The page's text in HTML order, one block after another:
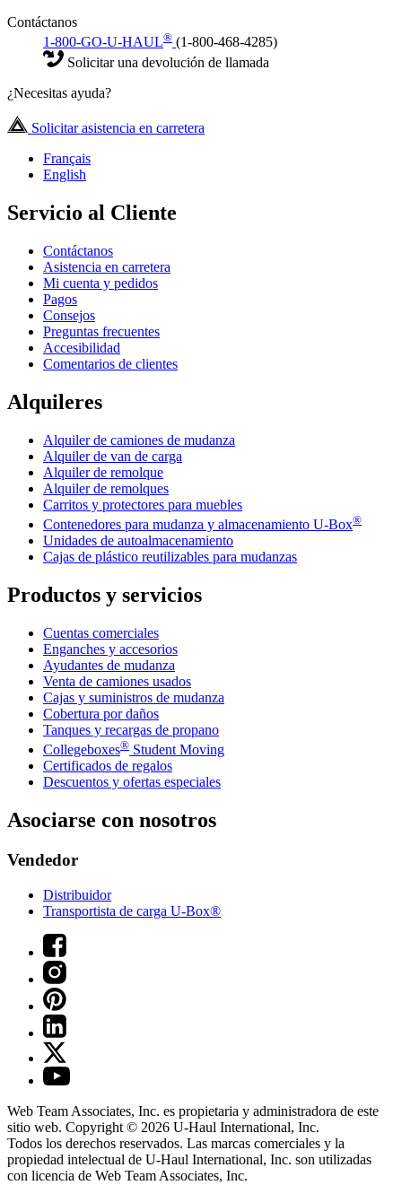
Contáctanos
1-800-GO-U-HAUL® (1-800-468-4285)
Solicitar una devolución de llamada
¿Necesitas ayuda?
Solicitar asistencia en carretera
Français
English
Servicio al Cliente
Contáctanos
Asistencia en carretera
Mi cuenta y pedidos
Pagos
Consejos
Preguntas frecuentes
Accesibilidad
Comentarios de clientes
Alquileres
Alquiler de camiones de mudanza
Alquiler de van de carga
Alquiler de remolque
Alquiler de remolques
Carritos y protectores para muebles
Contenedores para mudanza y almacenamiento U-Box®
Unidades de autoalmacenamiento
Cajas de plástico reutilizables para mudanzas
Productos y servicios
Cuentas comerciales
Enganches y accesorios
Ayudantes de mudanza
Venta de camiones usados
Cajas y suministros de mudanza
Cobertura por daños
Tanques y recargas de propano
Collegeboxes® Student Moving
Certificados de regalos
Descuentos y ofertas especiales
Asociarse con nosotros
Vendedor
Distribuidor
Transportista de carga U-Box®
Web Team Associates, Inc. es propietaria y administradora de este
sitio web. Copyright © 2026 U-Haul International, Inc.
Todos los derechos reservados. Las marcas comerciales y la
propiedad intelectual de U-Haul International, Inc. son utilizadas
con licencia de Web Team Associates, Inc.